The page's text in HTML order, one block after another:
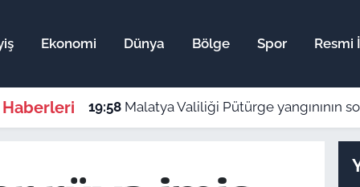
Ekonomi Dünya Bölge Spor Resmi
Haberleri 19:58 Malatya Valiliği Pütürge yangınının